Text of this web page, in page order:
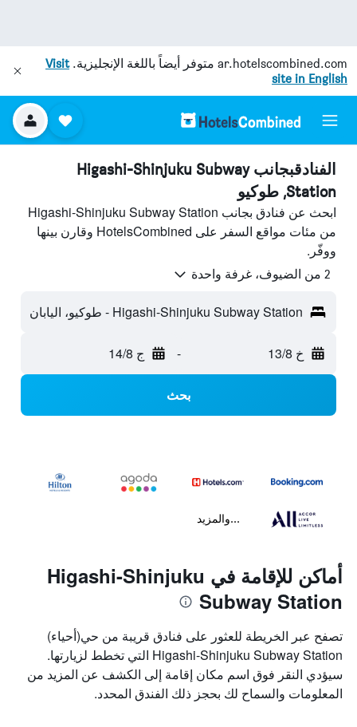
ar.hotelscombined.com متوفر أيضاً باللغة الإنجليزية.Visit
site in English
الفنادقبجانب Higashi-Shinjuku Subway
Station, طوكيو
ابحث عن فنادق بجانب Higashi-Shinjuku Subway Station
من مئات مواقع السفر على HotelsCombined وقارن بينها
ووفّر.
2 من الضيوف، غرفة واحدة
Higashi-Shinjuku Subway Station - طوكيو، اليابان
خ 13/8 - ج 14/8
بحث
...والمزيد
أماكن للإقامة في Higashi-Shinjuku
Subway Station
تصفح عبر الخريطة للعثور على فنادق قريبة من حي(أحياء)
Higashi-Shinjuku Subway Station التي تخطط لزيارتها.
سيؤدي النقر فوق اسم مكان إقامة إلى الكشف عن المزيد من
المعلومات والسماح لك بحجز ذلك الفندق المحدد.